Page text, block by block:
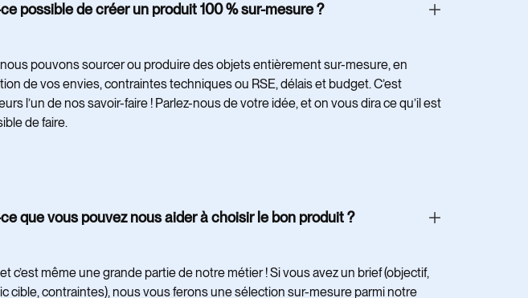
ce possible de créer un produit 100 % sur-mesure ?
pouvons sourcer ou produire des objets entièrement sur-mesure, en
de vos envies, contraintes techniques ou RSE, délais et budget. C’est
l’un de nos savoir-faire ! Parlez-nous de votre idée, et on vous dira ce qu’il est
de faire.
ce que vous pouvez nous aider à choisir le bon produit ?
c’est même une grande partie de notre métier ! Si vous avez un brief (objectif,
cible, contraintes), nous vous ferons une sélection sur-mesure parmi notre